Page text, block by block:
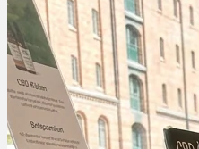
Ärzte Service
Rezept Service